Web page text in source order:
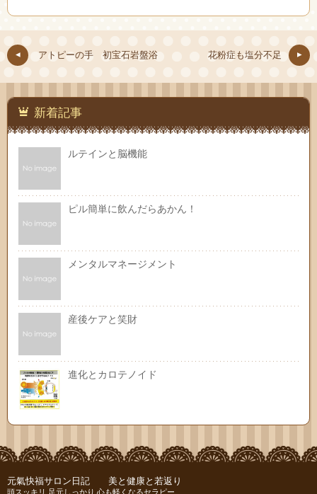
アトピーの手 初宝石岩盤浴 花粉症も塩分不足
新着記事
ルテインと脳機能
ピル簡単に飲んだらあかん！
メンタルマネージメント
産後ケアと笑財
進化とカロテノイド
元氣快福サロン日記 美と健康と若返り
頭スッキリ 足元しっかり 心も軽くなるセラピー